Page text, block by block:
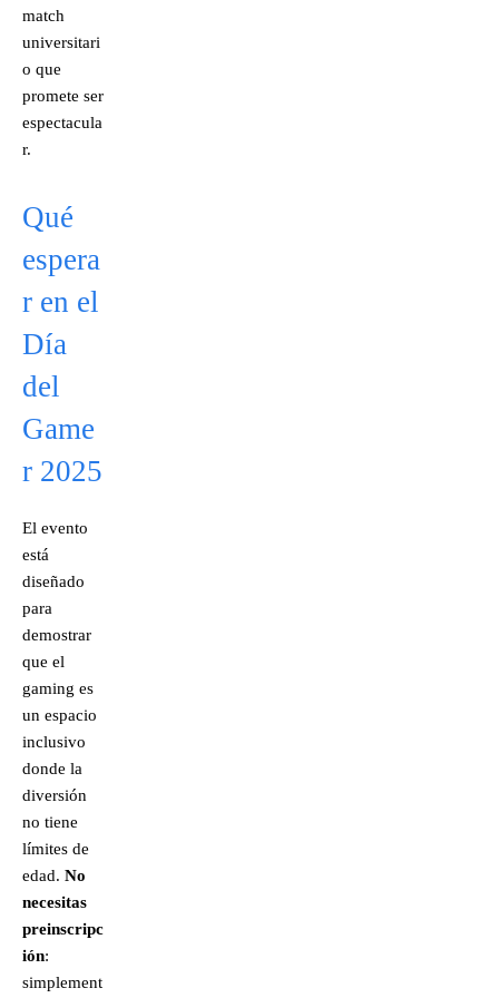
match
universitari
o que
promete ser
espectacula
r.
Qué
espera
r en el
Día
del
Game
r 2025
El evento
está
diseñado
para
demostrar
que el
gaming es
un espacio
inclusivo
donde la
diversión
no tiene
límites de
edad. No
necesitas
preinscripc
ión:
simplement